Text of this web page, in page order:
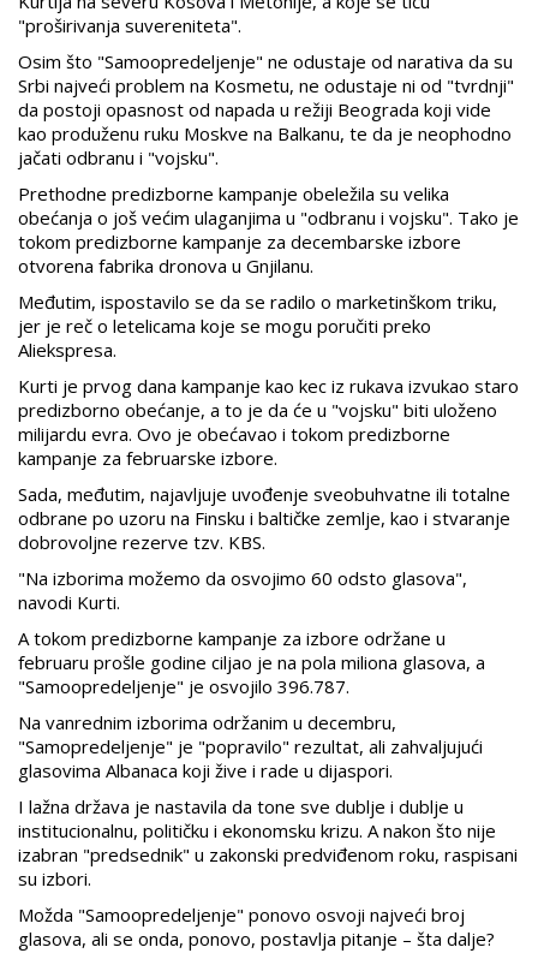
"proširivanja suvereniteta".
Osim što "Samoopredeljenje" ne odustaje od narativa da su
Srbi najveći problem na Kosmetu, ne odustaje ni od "tvrdnji"
da postoji opasnost od napada u režiji Beograda koji vide
kao produženu ruku Moskve na Balkanu, te da je neophodno
jačati odbranu i "vojsku".
Prethodne predizborne kampanje obeležila su velika
obećanja o još većim ulaganjima u "odbranu i vojsku". Tako je
tokom predizborne kampanje za decembarske izbore
otvorena fabrika dronova u Gnjilanu.
Međutim, ispostavilo se da se radilo o marketinškom triku,
jer je reč o letelicama koje se mogu poručiti preko
Aliekspresa.
Kurti je prvog dana kampanje kao kec iz rukava izvukao staro
predizborno obećanje, a to je da će u "vojsku" biti uloženo
milijardu evra. Ovo je obećavao i tokom predizborne
kampanje za februarske izbore.
Sada, međutim, najavljuje uvođenje sveobuhvatne ili totalne
odbrane po uzoru na Finsku i baltičke zemlje, kao i stvaranje
dobrovoljne rezerve tzv. KBS.
"Na izborima možemo da osvojimo 60 odsto glasova",
navodi Kurti.
A tokom predizborne kampanje za izbore održane u
februaru prošle godine ciljao je na pola miliona glasova, a
"Samoopredeljenje" je osvojilo 396.787.
Na vanrednim izborima održanim u decembru,
"Samopredeljenje" je "popravilo" rezultat, ali zahvaljujući
glasovima Albanaca koji žive i rade u dijaspori.
I lažna država je nastavila da tone sve dublje i dublje u
institucionalnu, političku i ekonomsku krizu. A nakon što nije
izabran "predsednik" u zakonski predviđenom roku, raspisani
su izbori.
Možda "Samoopredeljenje" ponovo osvoji najveći broj
glasova, ali se onda, ponovo, postavlja pitanje – šta dalje?